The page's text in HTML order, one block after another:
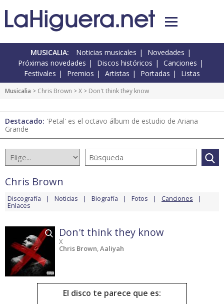
MUSICALIA: Noticias musicales
Novedades
Próximas novedades
Discos históricos
Canciones
Festivales
Premios Artistas Portadas Listas
Musicalia > Chris Brown >X > Don't think they know
Destacado: 'Petal' es el octavo álbum de estudio de Ariana
Grande
Chris Brown
Discografía Noticias Biografía Fotos Canciones
Enlaces
Don't think they know
X
Chris Brown,Aaliyah
El disco te parece que es: